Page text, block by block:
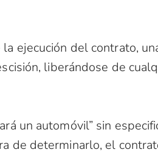
ejecución del contrato,
liberándose de
un automóvil” sin
de determinarlo, el